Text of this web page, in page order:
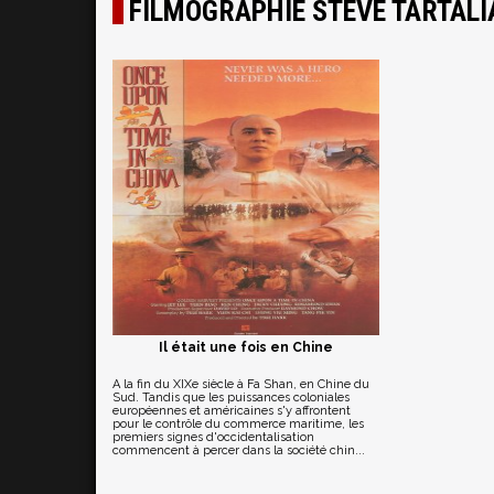
FILMOGRAPHIE STEVE
Il était une fois en Chine
A la fin du XIXe siècle à Fa Shan, en Chine du
Sud. Tandis que les puissances coloniales
européennes et américaines s'y affrontent
pour le contrôle du commerce maritime, les
premiers signes d'occidentalisation
commencent à percer dans la société chin...